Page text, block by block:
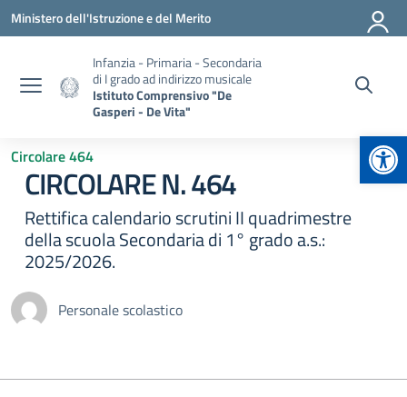
Vai ai contenuti
Vai al menu di navigazione
Vai al footer
Ministero dell'Istruzione e del Merito
Infanzia - Primaria - Secondaria
di I grado ad indirizzo musicale
Istituto Comprensivo "De
Gasperi - De Vita"
Circolare 464
CIRCOLARE N. 464
Rettifica calendario scrutini II quadrimestre
della scuola Secondaria di 1° grado a.s.:
2025/2026.
Personale scolastico